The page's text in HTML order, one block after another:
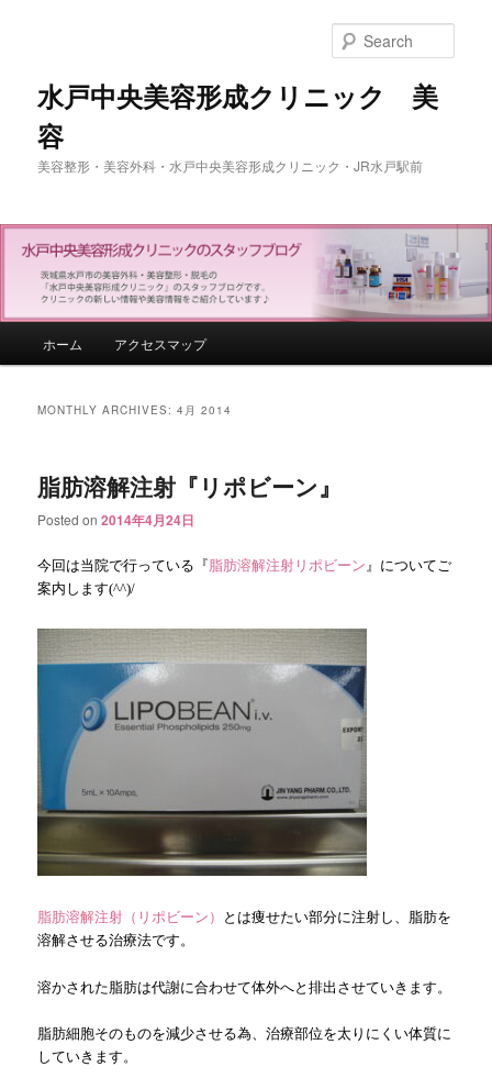
水戸中央美容形成クリニック 美
容
美容整形・美容外科・水戸中央美容形成クリニック・JR水戸駅前
Skip to primary content
Skip to secondary content
ホーム アクセスマップ
MONTHLY ARCHIVES:4月 2014
脂肪溶解注射『リポビーン』
Posted on2014年4月24日
今回は当院で行っている『脂肪溶解注射リポビーン』についてご
案内します(^^)/
脂肪溶解注射（リポビーン） とは痩せたい部分に注射し、脂肪を
溶解させる治療法です。
溶かされた脂肪は代謝に合わせて体外へと排出させていきます。
脂肪細胞そのものを減少させる為、治療部位を太りにくい体質に
していきます。